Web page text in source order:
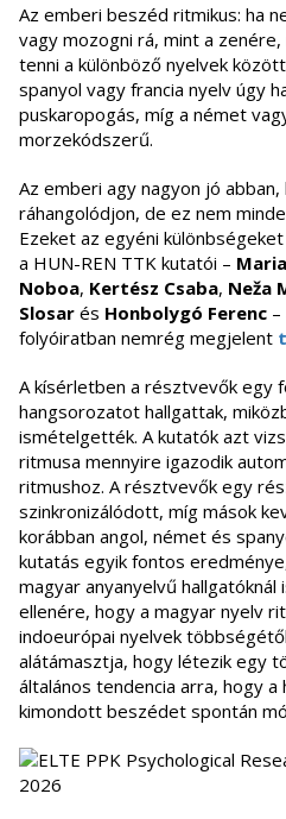
Az emberi beszéd ritmikus: ha
vagy mozogni rá, mint a
tenni a különböző nyelvek
spanyol vagy francia nyelv úgy
puskaropogás, míg a német
morzekódszerű.
Az emberi agy nagyon jó
ráhangolódjon, de ez nem
Ezeket az egyéni
a HUN-REN TTK kutatói –
Noboa, Kertész Csaba, Neža
Slosar és Honbolygó Ferenc
folyóiratban nemrég megjelent
A kísérletben a résztvevők egy
hangsorozatot hallgattak,
ismételgették. A kutatók azt
ritmusa mennyire igazodik
ritmushoz. A résztvevők egy
szinkronizálódott, míg mások
korábban angol, német és
kutatás egyik fontos
magyar anyanyelvű hallgatóknál
ellenére, hogy a magyar nyelv
indoeurópai nyelvek
alátámasztja, hogy létezik egy
általános tendencia arra, hogy a
kimondott beszédet spontán